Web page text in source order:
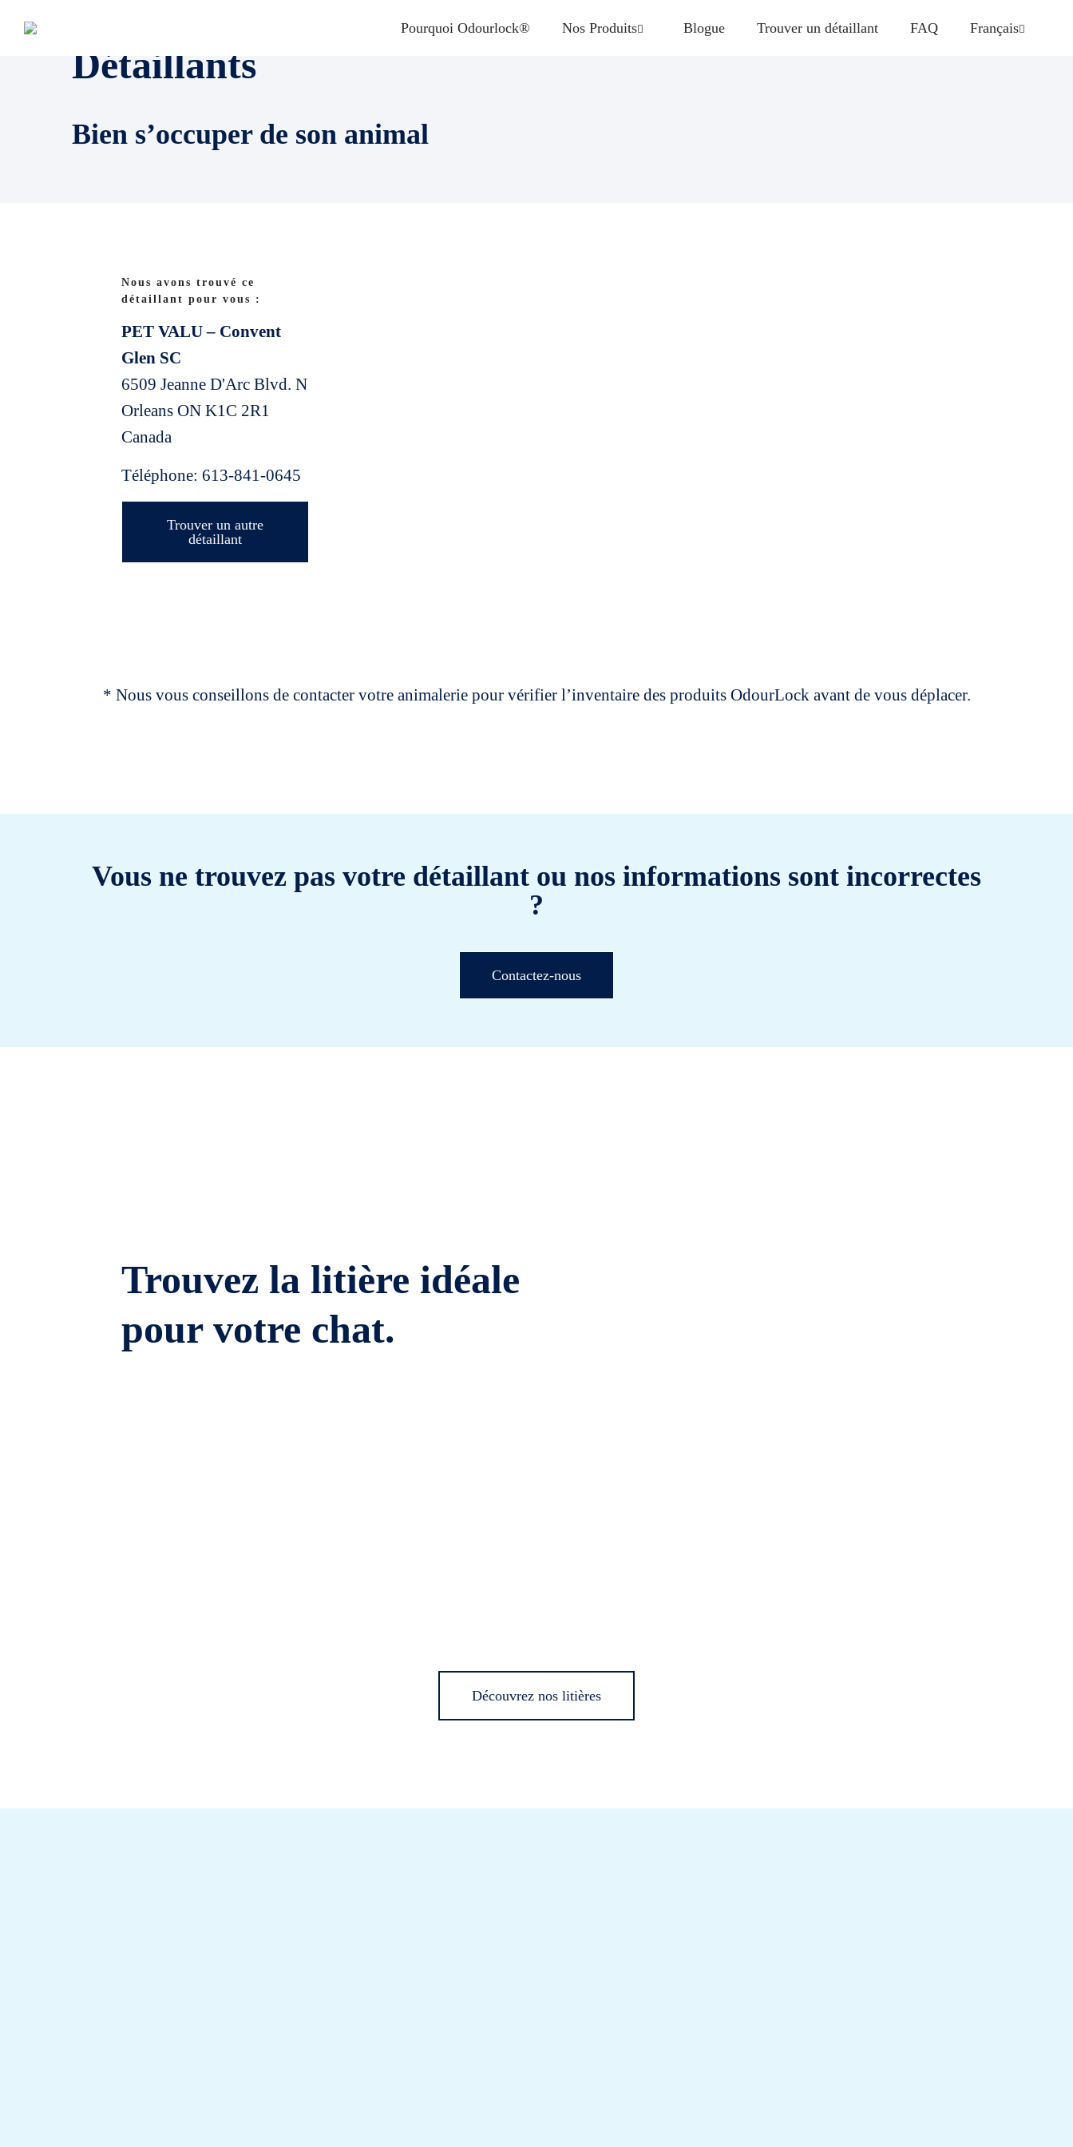
Pourquoi Odourlock® Nos Produits Blogue Trouver un détaillant FAQ Français
Détaillants
Bien s’occuper de son animal
Nous avons trouvé ce
détaillant pour vous :
PET VALU – Convent
Glen SC
6509 Jeanne D'Arc Blvd. N
Orleans ON K1C 2R1
Canada
Téléphone: 613-841-0645
Trouver un autre
détaillant
* Nous vous conseillons de contacter votre animalerie pour vérifier l’inventaire des produits OdourLock avant de vous déplacer.
Vous ne trouvez pas votre détaillant ou nos informations sont incorrectes
?
Contactez-nous
Trouvez la litière idéale
pour votre chat.
Découvrez nos litières